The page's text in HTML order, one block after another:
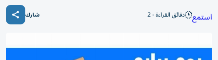
استمع دقائق القراءة - 2 شارك